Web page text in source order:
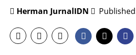
Herman JurnalIDN